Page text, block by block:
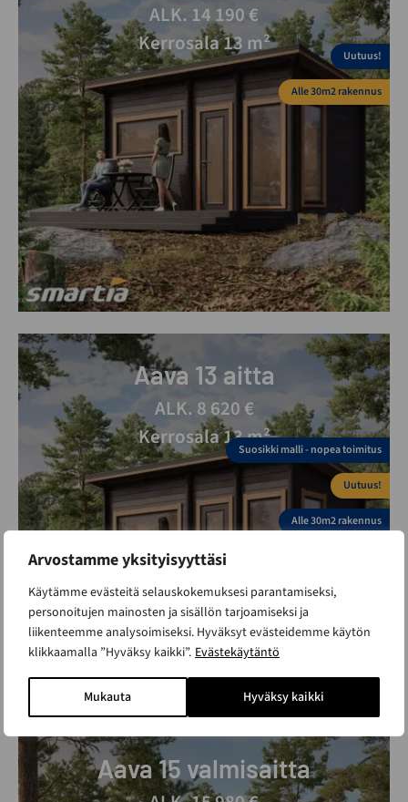
Arvostamme yksityisyyttäsi
Käytämme evästeitä selauskokemuksesi parantamiseksi,
personoitujen mainosten ja sisällön tarjoamiseksi ja
liikenteemme analysoimiseksi. Hyväksyt evästeidemme käytön
klikkaamalla ”Hyväksy kaikki”. Evästekäytäntö
Mukauta Hyväksy kaikki
ALK. 14 190 €
Kerrosala 13 m²
Uutuus!
Alle 30m2 rakennus
Aava 13 aitta
ALK. 8 620 €
Kerrosala 13 m²Suosikki malli - nopea toimitus
Uutuus!
Alle 30m2 rakennus
Aava 15 valmisaitta